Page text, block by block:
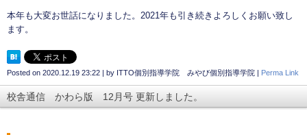
本年も大変お世話になりました。2021年も引き続きよろしくお願い致し
ます。
Posted on 2020.12.19 23:22 | by ITTO個別指導学院 みやび個別指導学院 | Perma Link
校舎通信 かわら版 12月号 更新しました。